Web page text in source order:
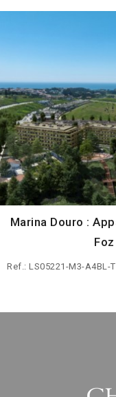
Marina Douro :
Ref.: LS05221-M3-A4BL-